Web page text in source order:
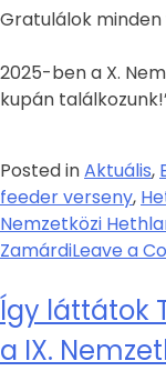
Gratulálok
2025-ben a X.
kupán
Posted inAktuális,
feeder verseny,
Nemzetközi
ZamárdiLeave a
Így láttátok
a IX.